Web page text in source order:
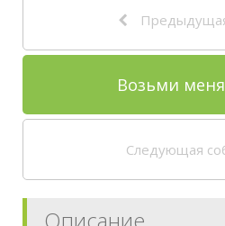
Возьми
Следующая
Описание